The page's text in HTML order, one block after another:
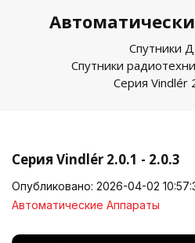
Спутники
Спутники
Серия Vindlér
Серия Vindlér 2.0.1 - 2.0.3
Опубликовано: 2026-04-02
Автоматические Аппараты